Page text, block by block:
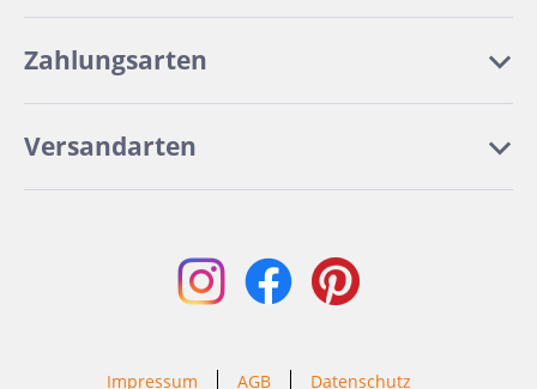
Zahlungsarten
Versandarten
Impressum AGB
Datenschutz